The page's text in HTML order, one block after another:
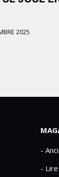
2025
-
-